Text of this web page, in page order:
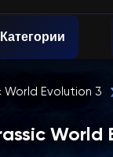
Категории
World Evolution 3